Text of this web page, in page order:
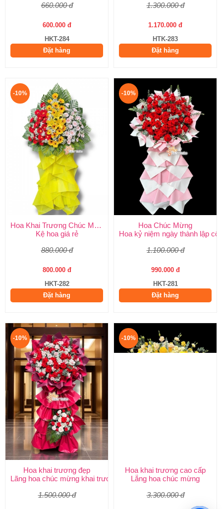
660.000 đ
600.000 đ
HKT-284
Đặt hàng
1.300.000 đ
1.170.000 đ
HTK-283
Đặt hàng
-10%
Hoa Khai Trương Chúc Mừng
Kệ hoa giá rẻ
880.000 đ
800.000 đ
HKT-282
Đặt hàng
-10%
Hoa Chúc Mừng
Hoa kỷ niệm ngày thành lập
1.100.000 đ
990.000 đ
HKT-281
Đặt hàng
-10%
Hoa khai trương đẹp
Lãng hoa chúc mừng khai trương
1.500.000 đ
-10%
Hoa khai trương cao cấp
Lẵng hoa chúc mừng
3.300.000 đ